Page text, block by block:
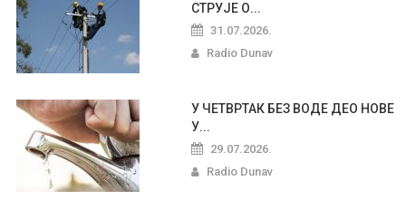
СТРУЈЕ О...
31.07.2026.
Radio Dunav
У ЧЕТВРТАК БЕЗ ВОДЕ ДЕО НОВЕ
У...
29.07.2026.
Radio Dunav